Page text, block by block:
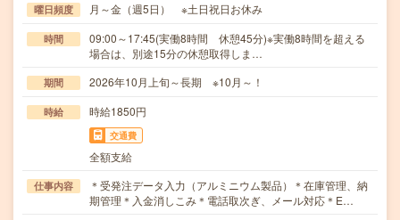
曜日頻度 月～金（週5日） ※土日祝日お休み
時間
09:00～17:45(実働8時間 休憩45分)※実働8時間を超える
場合は、別途15分の休憩取得しま…
期間 2026年10月上旬～長期 ※10月～！
時給 時給1850円
交通費
全額支給
仕事内容
＊受発注データ入力（アルミニウム製品）＊在庫管理、納
期管理＊入金消しこみ＊電話取次ぎ、メール対応＊E…